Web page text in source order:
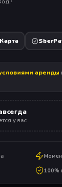
Карта
аренды
у вас
100%